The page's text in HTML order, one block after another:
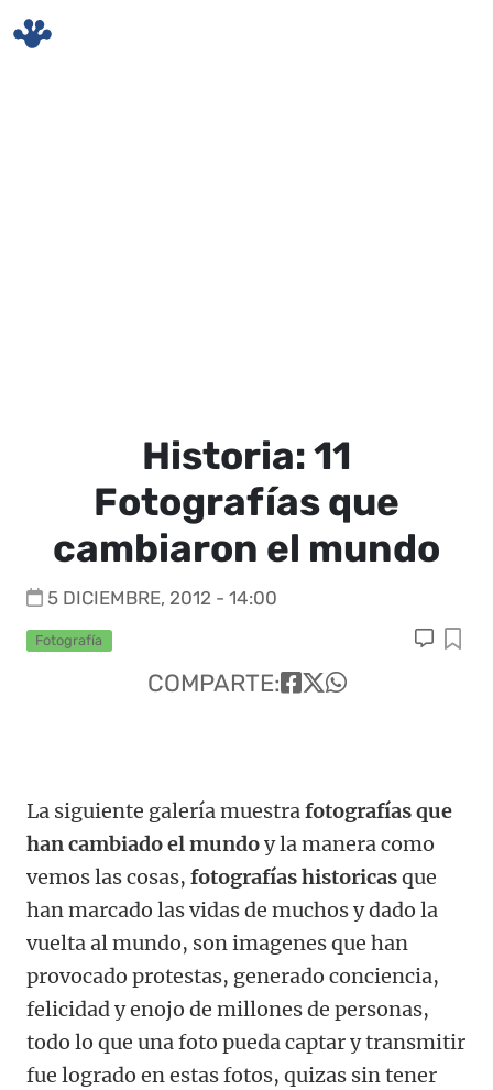
Historia: 11
Fotografías que
cambiaron el mundo
5 DICIEMBRE, 2012 - 14:00
Fotografía
COMPARTE:
La siguiente galería muestrafotografías que
han cambiado el mundoy la manera como
vemos las cosas, fotografías historicasque
han marcado las vidas de muchos y dado la
vuelta al mundo, son imagenes que han
provocado protestas, generado conciencia,
felicidad y enojo de millones de personas,
todo lo que una foto pueda captar y transmitir
fue logrado en estas fotos, quizas sin tener